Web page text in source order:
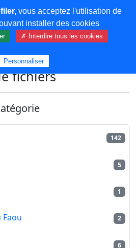
fichiers
142
5
1
2
6
vous acceptez l'utilisation de
installer des cookies
✗ Interdire tous les cookies
Personnaliser